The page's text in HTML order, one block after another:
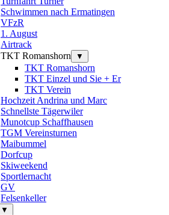
Schwimmen nach Ermatingen
VFzR
1. August
Airtrack
TKT Romanshorn
▼
TKT Romanshorn
TKT Einzel und Sie + Er
TKT Verein
Hochzeit Andrina und Marc
Schnellste Tägerwiler
Munotcup Schaffhausen
TGM Vereinsturnen
Maibummel
Dorfcup
Skiweekend
Sportlernacht
GV
Felsenkeller
▼